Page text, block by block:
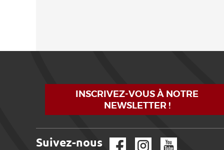
INSCRIVEZ-VOUS À NOTRE
NEWSLETTER !
Suivez-nous